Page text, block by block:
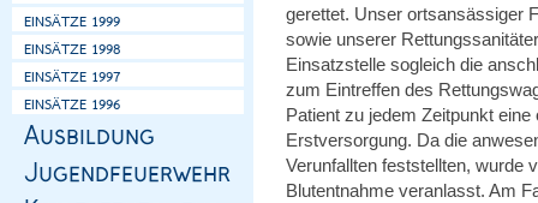
gerettet. Unser ortsansässiger
sowie unserer
Einsatzstelle sogleich die
zum Eintreffen des
Patient zu jedem Zeitpunkt
Erstversorgung. Da die
Verunfallten feststellten, wurde
Blutentnahme veranlasst. Am